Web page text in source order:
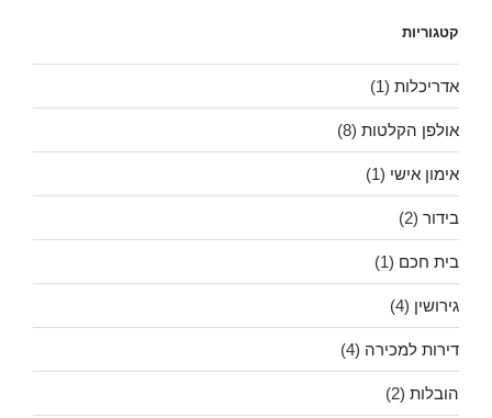
המודרני
קטגוריות
אדריכלות (1)
אולפן הקלטות (8)
אימון אישי (1)
בידור (2)
בית חכם (1)
גירושין (4)
דירות למכירה (4)
הובלות (2)